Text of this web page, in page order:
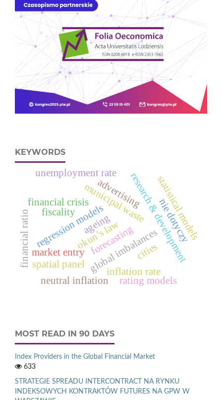
KEYWORDS
forecasting
municipal waste
regression models
cities
market entry research & development
advertising
global imbalances
financial crisis
unemployment rate
inflation rate
neutral inflation
okun’s law nie dotyczy
financial ratio statistical models
rating models
spatial panel
ageing
fiscality
MOST READ IN 90 DAYS
Index Providers in the Global Financial Market
633
STRATEGIE SPREADU INTERCONTRACT NA RYNKU
INDEKSOWYCH KONTRAKTÓW FUTURES NA GPW W